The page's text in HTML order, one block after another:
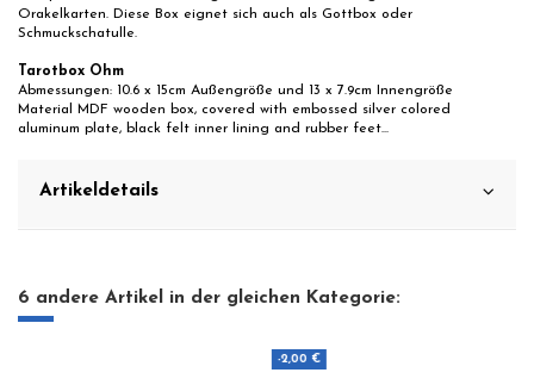
Orakelkarten. Diese Box eignet sich auch als Gottbox oder
Schmuckschatulle.
Tarotbox Ohm
Abmessungen: 10.6 x 15cm Außengröße und 13 x 7.9cm Innengröße
Material MDF wooden box, covered with embossed silver colored
aluminum plate, black felt inner lining and rubber feet...
Artikeldetails
6 andere Artikel in der gleichen Kategorie: